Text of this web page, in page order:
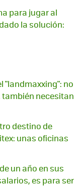
para jugar al
la solución:
"landmaxxing": no
necesitan
destino de
unas oficinas
un año en sus
es para ser